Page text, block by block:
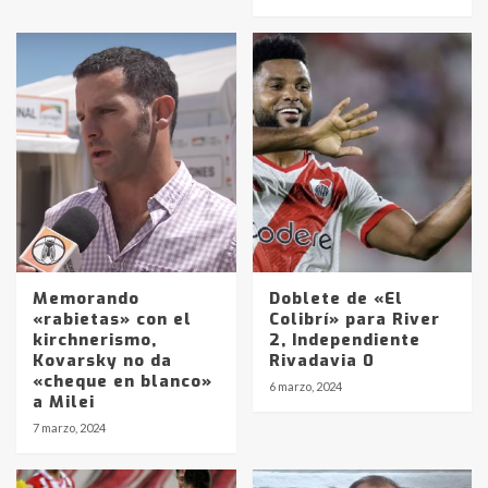
Memorando
«rabietas» con el
kirchnerismo,
Kovarsky no da
«cheque en blanco»
a Milei
7 marzo, 2024
Doblete de «El
Colibrí» para River
2, Independiente
Rivadavia 0
6 marzo, 2024
3
en la mañana del lunes